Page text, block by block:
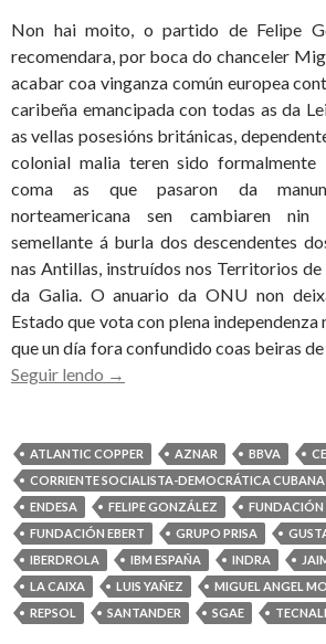
Non hai moito, o partido de Felipe
recomendara, por boca do chanceler
acabar coa vinganza común europea
caribeña emancipada con todas as da
as vellas posesións británicas,
colonial malia teren sido formalmente
coma as que pasaron da
norteamericana sen cambiaren
semellante á burla dos descendentes
nas Antillas, instruídos nos Territorios
da Galia. O anuario da ONU non
Estado que vota con plena
que un día fora confundido coas beiras
Seguir lendo A
DO
TURISTA
LUIS
YAÑEZ
→
ATLANTIC COPPER AZNAR BBVA
CORRIENTE SOCIALISTA-DEMOCRÁTICA CUBANA
ENDESA
FELIPE GONZÁLEZ
FUNDACIÓN
FUNDACIÓN EBERT
GRUPO PRISA
IBERDROLA
IBM ESPAÑA INDRA
LA CAIXA
LUIS YAÑEZ MIGUEL ANGEL
REPSOL
SANTANDER SGAE